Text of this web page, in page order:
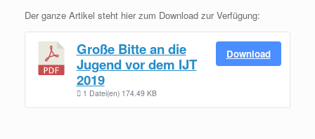
Der ganze Artikel steht hier zum Download zur Verfügung:
Große Bitte an die
Jugend vor dem IJT
2019
1 Datei(en) 174.49 KB
Download